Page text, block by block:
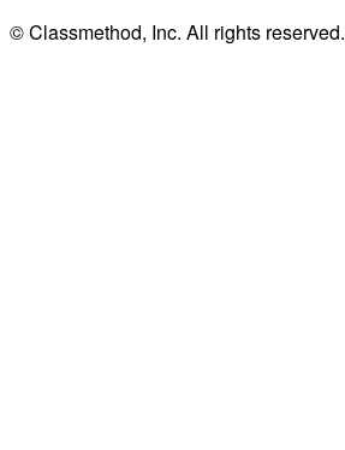
© Classmethod, Inc. All rights reserved.